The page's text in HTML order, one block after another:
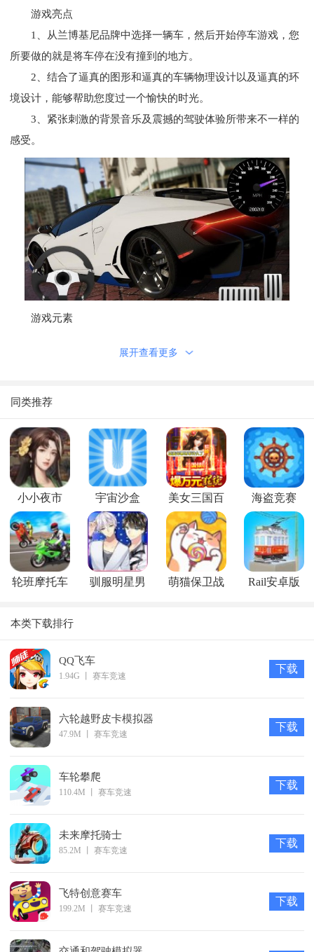
游戏亮点
1、从兰博基尼品牌中选择一辆车，然后开始停车游戏，您
所要做的就是将车停在没有撞到的地方。
2、结合了逼真的图形和逼真的车辆物理设计以及逼真的环
境设计，能够帮助您度过一个愉快的时光。
3、紧张刺激的背景音乐及震撼的驾驶体验所带来不一样的
感受。
游戏元素
以用于改造车。
并重新喷漆。
游戏特色
1、驾驶赛车一路狂飙到底，时刻注意自己的速度，开启有
2、相当亮眼的外观设计，一流的操控手感，避开各种各样
的障碍物。
3、解锁不同的汽车性能，保持最灵活的驾驶手感，完成任
务就能赚取金币。
解锁新的剧情主线，购买更多的豪华汽车。
2、汽车的性能现在还并没有达到极限，你还能通过改装的
3、开车穿越各个国家可不是一件容易的事情，这将会是一
段漫长的旅程。
提高。
展开查看更多
同类推荐
小小夜市 宇宙沙盒
美女三国百
抽版
海盗竞赛
轮班摩托车
驯服明星男
萌猫保卫战 Rail安卓版
本类下载排行
QQ飞车
1.94G 赛车竞速
下载
六轮越野皮卡模拟器
47.9M 赛车竞速
下载
车轮攀爬
110.4M 赛车竞速
下载
未来摩托骑士
85.2M 赛车竞速
下载
飞特创意赛车
199.2M 赛车竞速
下载